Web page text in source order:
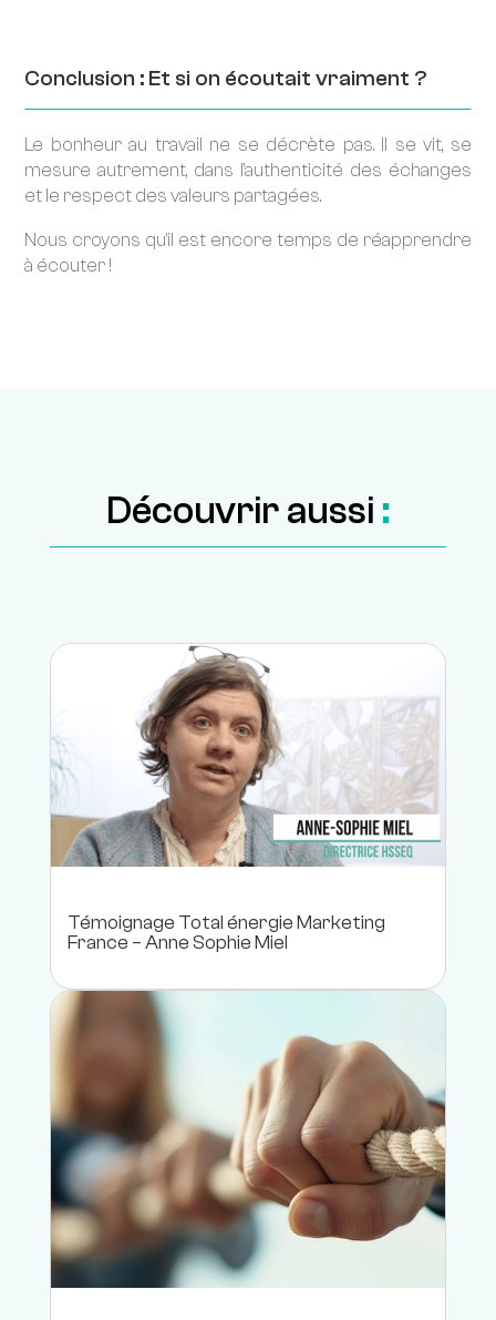
Conclusion : Et si on écoutait vraiment ?
Le bonheur au travail ne se décrète pas. Il se vit, se
mesure autrement, dans l’authenticité des échanges
et le respect des valeurs partagées.
Nous croyons qu’il est encore temps de réapprendre
à écouter !
Découvrir aussi :
Témoignage Total énergie Marketing
France – Anne Sophie Miel